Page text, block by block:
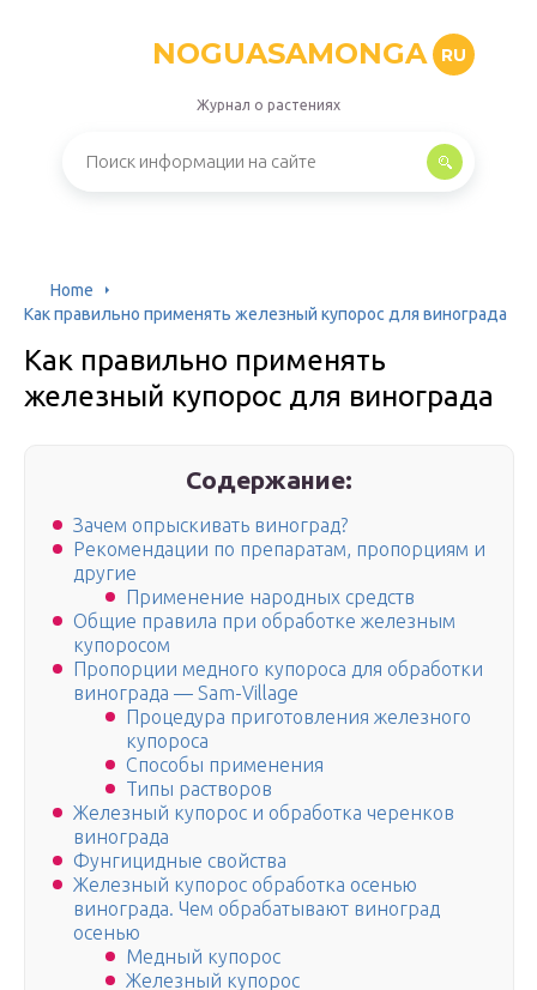
NOGUASAMONGA RU
Журнал о растениях
Home
Как правильно применять железный купорос для винограда
Как правильно применять
железный купорос для винограда
Содержание:
Зачем опрыскивать виноград?
Рекомендации по препаратам, пропорциям и
другие
Применение народных средств
Общие правила при обработке железным
купоросом
Пропорции медного купороса для обработки
винограда — Sam-Village
Процедура приготовления железного
купороса
Способы применения
Типы растворов
Железный купорос и обработка черенков
винограда
Фунгицидные свойства
Железный купорос обработка осенью
винограда. Чем обрабатывают виноград
осенью
Медный купорос
Железный купорос